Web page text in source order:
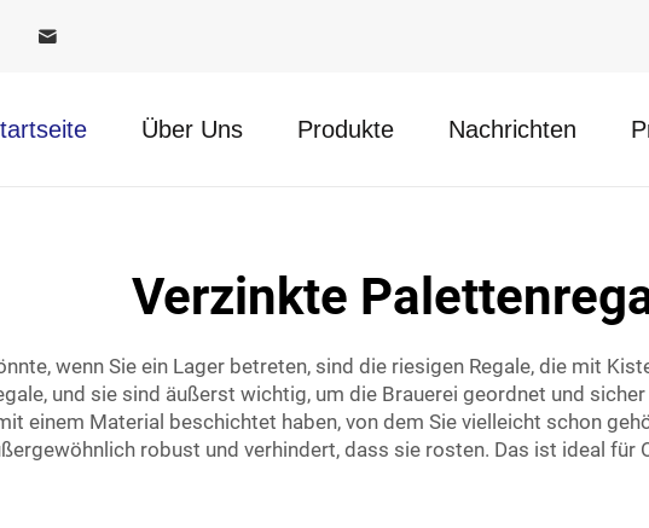
Über Uns Produkte Nachrichten
Verzinkte
wenn Sie ein Lager betreten, sind die riesigen Regale, die mit
und sie sind äußerst wichtig, um die Brauerei geordnet und
einem Material beschichtet haben, von dem Sie vielleicht schon
robust und verhindert, dass sie rosten. Das ist ideal für